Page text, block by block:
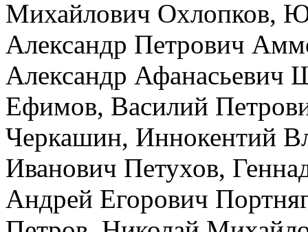
Михайлович Охлопков,
Александр Петрович
Александр Афанасьевич
Ефимов, Василий
Черкашин, Иннокентий
Иванович Петухов,
Андрей Егорович